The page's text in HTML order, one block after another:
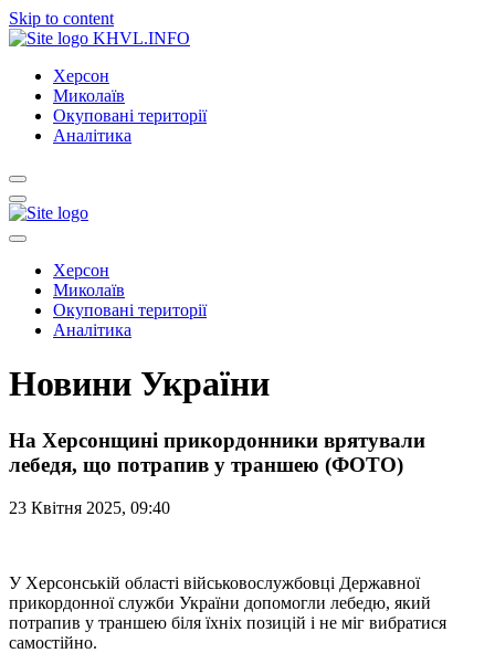
Skip to content
KHVL.INFO
Херсон
Миколаїв
Окуповані території
Аналітика
Херсон
Миколаїв
Окуповані території
Аналітика
Новини України
На Херсонщині прикордонники врятували
лебедя, що потрапив у траншею (ФОТО)
23 Квітня 2025, 09:40
У Херсонській області військовослужбовці Державної
прикордонної служби України допомогли лебедю, який
потрапив у траншею біля їхніх позицій і не міг вибратися
самостійно.